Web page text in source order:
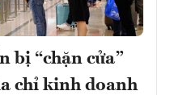
bị “chặn cửa”
chỉ kinh doanh